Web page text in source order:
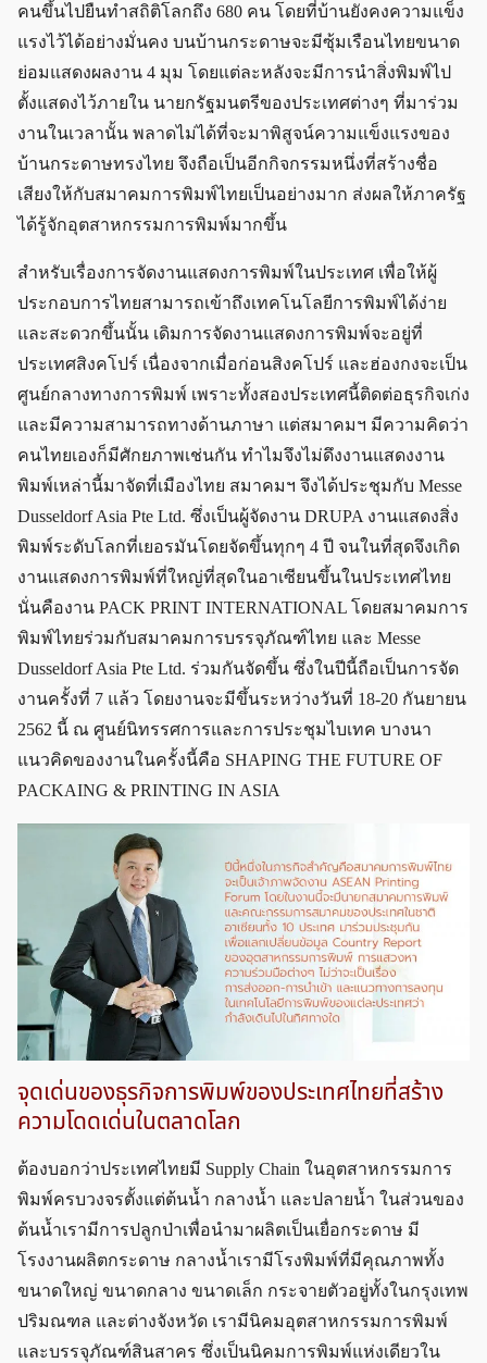
คนขึ้นไปยืนทำสถิติโลกถึง 680 คน โดยที่บ้านยังคงความแข็ง
แรงไว้ได้อย่างมั่นคง บนบ้านกระดาษจะมีซุ้มเรือนไทยขนาด
ย่อมแสดงผลงาน 4 มุม โดยแต่ละหลังจะมีการนำสิ่งพิมพ์ไป
ตั้งแสดงไว้ภายใน นายกรัฐมนตรีของประเทศต่างๆ ที่มาร่วม
งานในเวลานั้น พลาดไม่ได้ที่จะมาพิสูจน์ความแข็งแรงของ
บ้านกระดาษทรงไทย จึงถือเป็นอีกกิจกรรมหนึ่งที่สร้างชื่อ
เสียงให้กับสมาคมการพิมพ์ไทยเป็นอย่างมาก ส่งผลให้ภาครัฐ
ได้รู้จักอุตสาหกรรมการพิมพ์มากขึ้น
สำหรับเรื่องการจัดงานแสดงการพิมพ์ในประเทศ เพื่อให้ผู้
ประกอบการไทยสามารถเข้าถึงเทคโนโลยีการพิมพ์ได้ง่าย
และสะดวกขึ้นนั้น เดิมการจัดงานแสดงการพิมพ์จะอยู่ที่
ประเทศสิงคโปร์ เนื่องจากเมื่อก่อนสิงคโปร์ และฮ่องกงจะเป็น
ศูนย์กลางทางการพิมพ์ เพราะทั้งสองประเทศนี้ติดต่อธุรกิจเก่ง
และมีความสามารถทางด้านภาษา แต่สมาคมฯ มีความคิดว่า
คนไทยเองก็มีศักยภาพเช่นกัน ทำไมจึงไม่ดึงงานแสดงงาน
พิมพ์เหล่านี้มาจัดที่เมืองไทย สมาคมฯ จึงได้ประชุมกับ Messe
Dusseldorf Asia Pte Ltd. ซึ่งเป็นผู้จัดงาน DRUPA งานแสดงสิ่ง
พิมพ์ระดับโลกที่เยอรมันโดยจัดขึ้นทุกๆ 4 ปี จนในที่สุดจึงเกิด
งานแสดงการพิมพ์ที่ใหญ่ที่สุดในอาเซียนขึ้นในประเทศไทย
นั่นคืองาน PACK PRINT INTERNATIONAL โดยสมาคมการ
พิมพ์ไทยร่วมกับสมาคมการบรรจุภัณฑ์ไทย และ Messe
Dusseldorf Asia Pte Ltd. ร่วมกันจัดขึ้น ซึ่งในปีนี้ถือเป็นการจัด
งานครั้งที่ 7 แล้ว โดยงานจะมีขึ้นระหว่างวันที่ 18-20 กันยายน
2562 นี้ ณ ศูนย์นิทรรศการและการประชุมไบเทค บางนา
แนวคิดของงานในครั้งนี้คือ SHAPING THE FUTURE OF
PACKAING & PRINTING IN ASIA
จุดเด่นของธุรกิจการพิมพ์ของประเทศไทยที่สร้าง
ความโดดเด่นในตลาดโลก
ต้องบอกว่าประเทศไทยมี Supply Chain ในอุตสาหกรรมการ
พิมพ์ครบวงจรตั้งแต่ต้นน้ำ กลางน้ำ และปลายน้ำ ในส่วนของ
ต้นน้ำเรามีการปลูกป่าเพื่อนำมาผลิตเป็นเยื่อกระดาษ มี
โรงงานผลิตกระดาษ กลางน้ำเรามีโรงพิมพ์ที่มีคุณภาพทั้ง
ขนาดใหญ่ ขนาดกลาง ขนาดเล็ก กระจายตัวอยู่ทั้งในกรุงเทพ
ปริมณฑล และต่างจังหวัด เรามีนิคมอุตสาหกรรมการพิมพ์
และบรรจุภัณฑ์สินสาคร ซึ่งเป็นนิคมการพิมพ์แห่งเดียวใน